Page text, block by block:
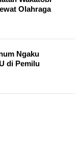
Olahraga
Ngaku
di Pemilu